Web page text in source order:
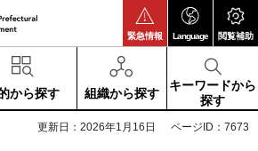
緊急情報 Language 閲覧補助
から探す 組織から探す
キーワードから
探す
更新日：2026年1月16日 ページID：7673